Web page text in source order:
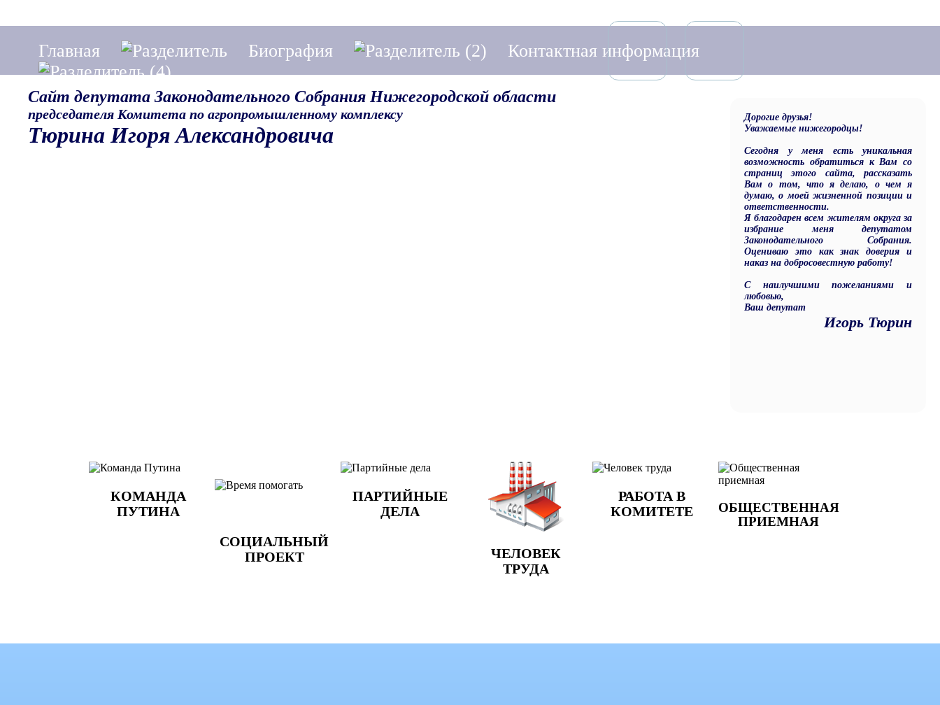
Главная Биография Контактная информация
Сайт депутата Законодательного Собрания Нижегородской области
председателя Комитета по агропромышленному комплексу
Тюрина Игоря Александровича
Дорогие друзья!
Уважаемые нижегородцы!
Сегодня у меня есть уникальная
возможность обратиться к Вам со
страниц этого сайта, рассказать
Вам о том, что я делаю, о чем я
думаю, о моей жизненной позиции и
ответственности.
Я благодарен всем жителям округа за
избрание меня депутатом
Законодательного Собрания.
Оцениваю это как знак доверия и
наказ на добросовестную работу!
С наилучшими пожеланиями и
любовью,
Ваш депутат
Игорь Тюрин
КОМАНДА
ПУТИНА
СОЦИАЛЬНЫЙ
ПРОЕКТ
ПАРТИЙНЫЕ
ДЕЛА
ЧЕЛОВЕК
ТРУДА
РАБОТА В
КОМИТЕТЕ
ОБЩЕСТВЕННАЯ
ПРИЕМНАЯ